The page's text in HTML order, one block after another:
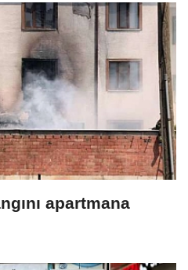
apartmana